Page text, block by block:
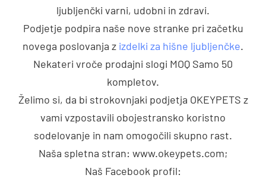
ljubljenčki varni, udobni in zdravi.
Podjetje podpira naše nove stranke pri začetku
novega poslovanja z izdelki za hišne ljubljenčke.
Nekateri vroče prodajni slogi MOQ Samo 50
kompletov.
Želimo si, da bi strokovnjaki podjetja OKEYPETS z
vami vzpostavili obojestransko koristno
sodelovanje in nam omogočili skupno rast.
Naša spletna stran: www.okeypets.com;
Naš Facebook profil: